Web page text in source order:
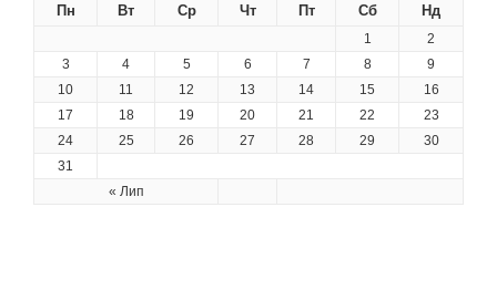
Пн Вт Ср Чт Пт Сб Нд
« Лип
1
2
3
4 5 6 7 8
9
10
11 12 13 14 15
16
17
18 19 20 21 22
23
24
25 26 27 28 29
30
31